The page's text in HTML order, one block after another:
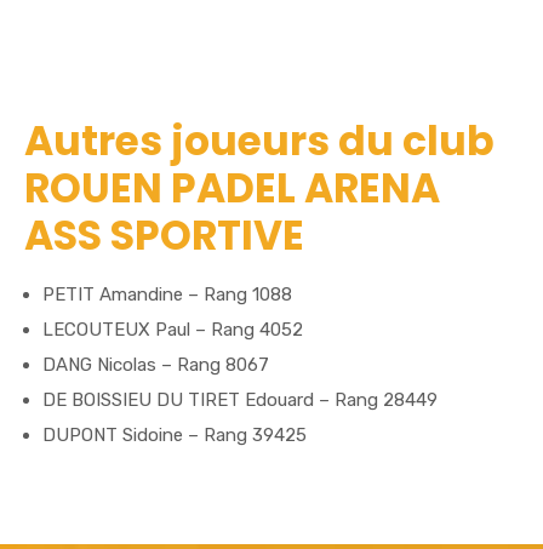
Autres joueurs du club
ROUEN PADEL ARENA
ASS SPORTIVE
PETIT Amandine – Rang 1088
LECOUTEUX Paul – Rang 4052
DANG Nicolas – Rang 8067
DE BOISSIEU DU TIRET Edouard – Rang 28449
DUPONT Sidoine – Rang 39425